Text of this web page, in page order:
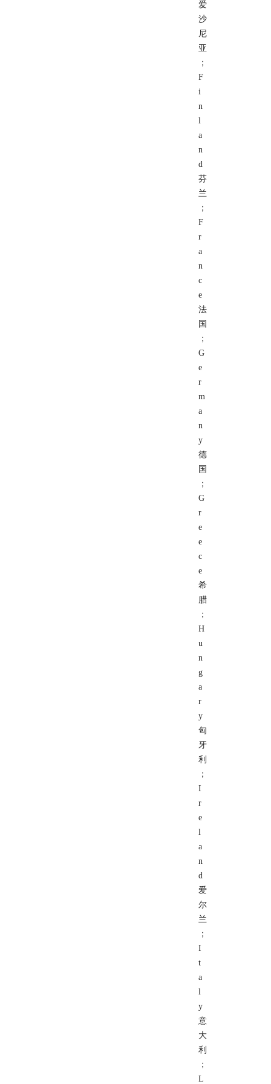
爱
沙
尼
亚
；
F
i
n
l
a
n
d
芬
兰
；
F
r
a
n
c
e
法
国
；
G
e
r
m
a
n
y
德
国
；
G
r
e
e
c
e
希
腊
；
H
u
n
g
a
r
y
匈
牙
利
；
I
r
e
l
a
n
d
爱
尔
兰
；
I
t
a
l
y
意
大
利
；
L